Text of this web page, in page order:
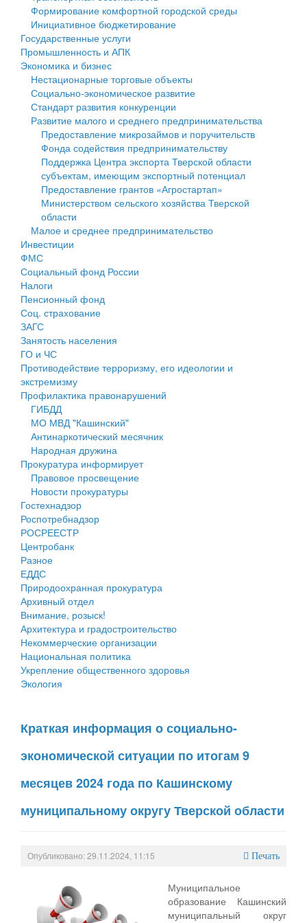
Государственные услуги
Промышленность и АПК
Экономика и бизнес
Символика
Устав
Гостям округа
Туризм
Культура
Образование
Здравоохранение
Социальная защита
Фотоальбом
муниципального округа Тверской области
Администрация Кашинского муниципального округа
Тверской области
Управление сельскими территориями
Открытые данные
Работа с обращениями граждан
Муниципальный контроль
Муниципальные услуги
Проекты административных регламентов
Антимонопольный комплаенс
Противодействие коррупции
Финансовое управление
Бюджет для граждан
Имущество
Выявление правообладателей ранее учтенных
объектов недвижимости
Имущественная поддержка субъектов малого и
среднего предпринимательства
Информационная поддержка субъектов малого и
среднего предпринимательства
Муниципальные программы
Контрольно-счетная палата
Персональные данные
Оценка регулирующего воздействия
Деятельность МУ
Нормативы градостроительного проектирования
Правила землепользования и застройки
Генеральные планы
Проекты планировки территории
Собрание депутатов
Городское поселение
Сельские поселения
Формирование комфортной городской среды
Инициативное бюджетирование
Государственные услуги
Промышленность и АПК
Экономика и бизнес
Нестационарные торговые объекты
Социально-экономическое развитие
Стандарт развития конкуренции
Развитие малого и среднего предпринимательства
Предоставление микрозаймов и поручительств
Фонда содействия предпринимательству
Поддержка Центра экспорта Тверской области
субъектам, имеющим экспортный потенциал
Предоставление грантов «Агростартап»
Министерством сельского хозяйства Тверской
области
Малое и среднее предпринимательство
Инвестиции
ФМС
Социальный фонд России
Налоги
Пенсионный фонд
Соц. страхование
ЗАГС
Занятость населения
ГО и ЧС
Противодействие терроризму, его идеологии и
экстремизму
Профилактика правонарушений
ГИБДД
МО МВД "Кашинский"
Антинаркотический месячник
Народная дружина
Прокуратура информирует
Правовое просвещение
Новости прокуратуры
Гостехнадзор
Роспотребнадзор
РОСРЕЕСТР
Центробанк
Разное
ЕДДС
Природоохранная прокуратура
Архивный отдел
Внимание, розыск!
Архитектура и градостроительство
Некоммерческие организации
Национальная политика
Укрепление общественного здоровья
Экология
Краткая информация о социально-
экономической ситуации по итогам 9
месяцев 2024 года по Кашинскому
муниципальному округу Тверской области
Опубликовано: 29.11.2024, 11:15 Печать
Муниципальное
образование Кашинский
муниципальный округ